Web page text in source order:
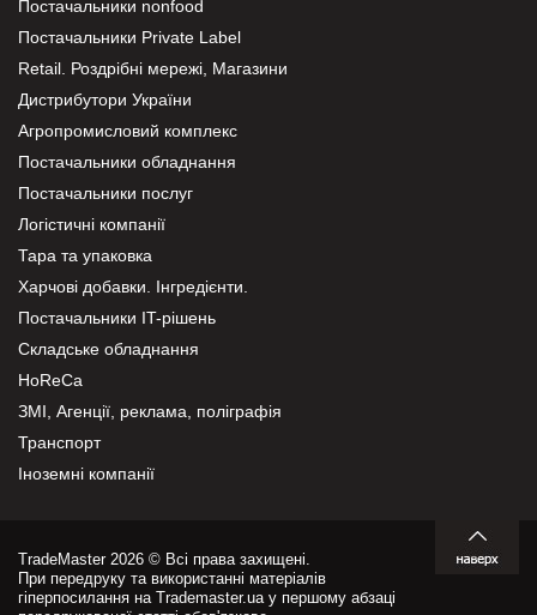
Постачальники nonfood
Постачальники Private Label
Retail. Роздрібні мережі, Магазини
Дистрибутори України
Агропромисловий комплекс
Постачальники обладнання
Постачальники послуг
Логістичні компанії
Тара та упаковка
Харчові добавки. Інгредієнти.
Постачальники IT-рішень
Складське обладнання
HoReCa
ЗМІ, Агенції, реклама, поліграфія
Транспорт
Іноземні компанії
TradeMaster 2026 © Всі права захищені.
При передруку та використанні матеріалів
гіперпосилання на Trademaster.ua у першому абзаці